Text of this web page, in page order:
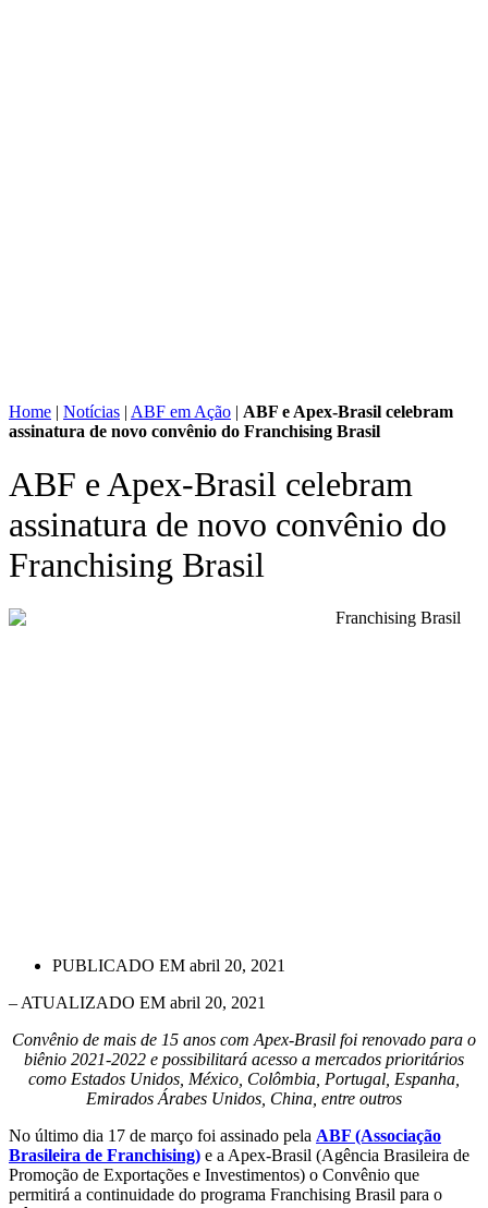
Home | Notícias | ABF em Ação | ABF e Apex-Brasil celebram
assinatura de novo convênio do Franchising Brasil
ABF e Apex-Brasil celebram
assinatura de novo convênio do
Franchising Brasil
PUBLICADO EM abril 20, 2021
– ATUALIZADO EM abril 20, 2021
Convênio de mais de 15 anos com Apex-Brasil foi renovado para o
biênio 2021-2022 e possibilitará acesso a mercados prioritários
como Estados Unidos, México, Colômbia, Portugal, Espanha,
Emirados Árabes Unidos, China, entre outros
No último dia 17 de março foi assinado pela ABF (Associação
Brasileira de Franchising) e a Apex-Brasil (Agência Brasileira de
Promoção de Exportações e Investimentos) o Convênio que
permitirá a continuidade do programa Franchising Brasil para o